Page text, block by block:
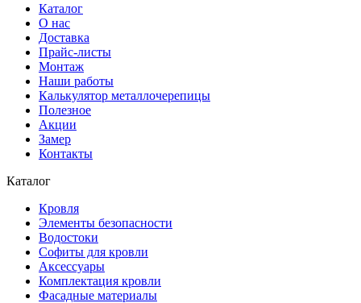
Каталог
О нас
Доставка
Прайс-листы
Монтаж
Наши работы
Калькулятор металлочерепицы
Полезное
Акции
Замер
Контакты
Каталог
Кровля
Элементы безопасности
Водостоки
Софиты для кровли
Аксессуары
Комплектация кровли
Фасадные материалы